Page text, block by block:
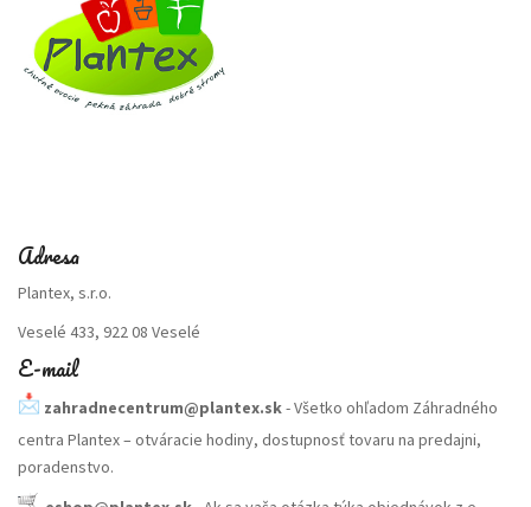
Adresa
Plantex, s.r.o.
Veselé 433, 922 08 Veselé
E-mail
zahradnecentrum@plantex.sk- Všetko ohľadom Záhradného
centra Plantex – otváracie hodiny, dostupnosť tovaru na predajni,
poradenstvo.